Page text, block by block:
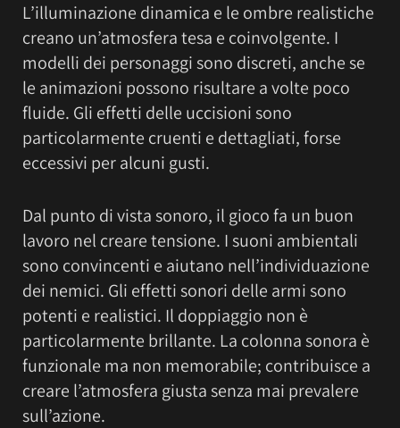
L’illuminazione dinamica e le ombre realistiche
creano un’atmosfera tesa e coinvolgente. I
modelli dei personaggi sono discreti, anche se
le animazioni possono risultare a volte poco
fluide. Gli effetti delle uccisioni sono
particolarmente cruenti e dettagliati, forse
eccessivi per alcuni gusti.
Dal punto di vista sonoro, il gioco fa un buon
lavoro nel creare tensione. I suoni ambientali
sono convincenti e aiutano nell’individuazione
dei nemici. Gli effetti sonori delle armi sono
potenti e realistici. Il doppiaggio non è
particolarmente brillante. La colonna sonora è
funzionale ma non memorabile; contribuisce a
creare l’atmosfera giusta senza mai prevalere
sull’azione.